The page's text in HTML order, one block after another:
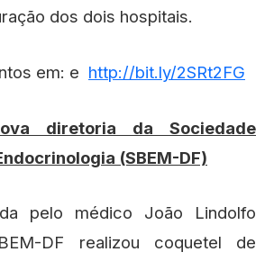
dos dois hospitais.
em: e http://bit.ly/2SRt2FG
diretoria da Sociedade
(SBEM-DF)
pelo médico João Lindolfo
DF realizou coquetel de